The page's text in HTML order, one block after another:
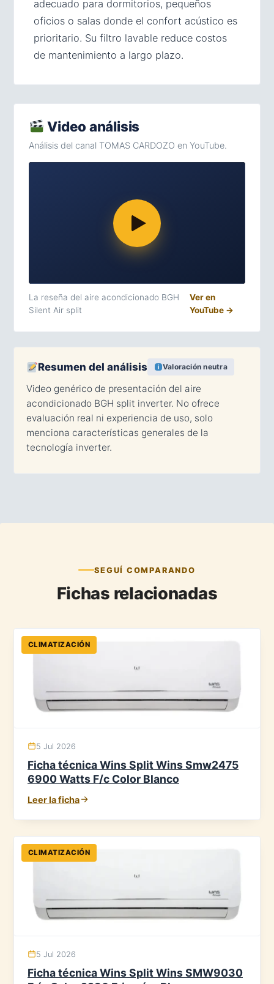
adecuado para dormitorios, pequeños
oficios o salas donde el confort acústico es
prioritario. Su filtro lavable reduce costos
de mantenimiento a largo plazo.
Video análisis
Análisis del canal TOMAS CARDOZO en YouTube.
La reseña del aire acondicionado BGH
Silent Air split
Ver en
YouTube →
Resumen del análisis Valoración neutra
Video genérico de presentación del aire
acondicionado BGH split inverter. No ofrece
evaluación real ni experiencia de uso, solo
menciona características generales de la
tecnología inverter.
SEGUÍ COMPARANDO
Fichas relacionadas
CLIMATIZACIÓN
5 Jul 2026
Ficha técnica Wins Split Wins Smw2475
6900 Watts F/c Color Blanco
Leer la ficha
CLIMATIZACIÓN
5 Jul 2026
Ficha técnica Wins Split Wins SMW9030